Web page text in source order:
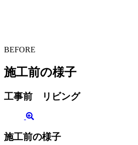
BEFORE
施工前の様子
工事前 リビング
施工前の様子